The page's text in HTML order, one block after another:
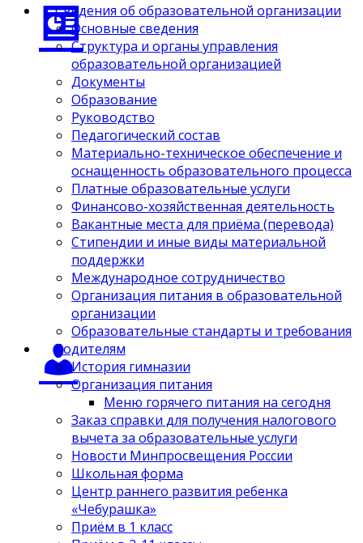
Сведения об образовательной организации
Основные сведения
Структура и органы управления
образовательной организацией
Документы
Образование
Руководство
Педагогический состав
Материально-техническое обеспечение и
оснащенность образовательного процесса
Платные образовательные услуги
Финансово-хозяйственная деятельность
Вакантные места для приёма (перевода)
Стипендии и иные виды материальной
поддержки
Международное сотрудничество
Организация питания в образовательной
организации
Образовательные стандарты и требования
Родителям
История гимназии
Организация питания
Меню горячего питания на сегодня
Заказ справки для получения налогового
вычета за образовательные услуги
Новости Минпросвещения России
Школьная форма
Центр раннего развития ребенка
«Чебурашка»
Приём в 1 класс